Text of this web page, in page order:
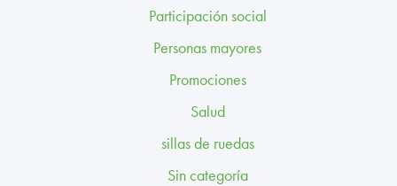
Participación social
Personas mayores
Promociones
Salud
sillas de ruedas
Sin categoría